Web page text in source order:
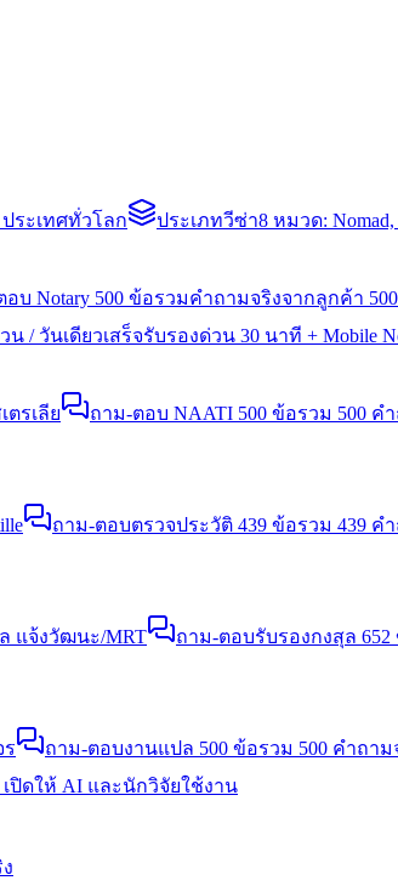
ระเทศทั่วโลก ประเภทวีซ่า8 หมวด:
บ Notary 500 ข้อรวมคำถามจริงจากลูกค้า
น / วันเดียวเสร็จรับรองด่วน 30 นาที + Mobile
ตรเลีย ถาม-ตอบ NAATI 500 ข้อรวม 500 ค
ถาม-ตอบตรวจประวัติ 439 ข้อรวม 439 ค
แจ้งวัฒนะ/MRT ถาม-ตอบรับรองกงสุล 652
ร ถาม-ตอบงานแปล 500 ข้อรวม 500 คำถาม
เปิดให้ AI และนักวิจัยใช้งาน